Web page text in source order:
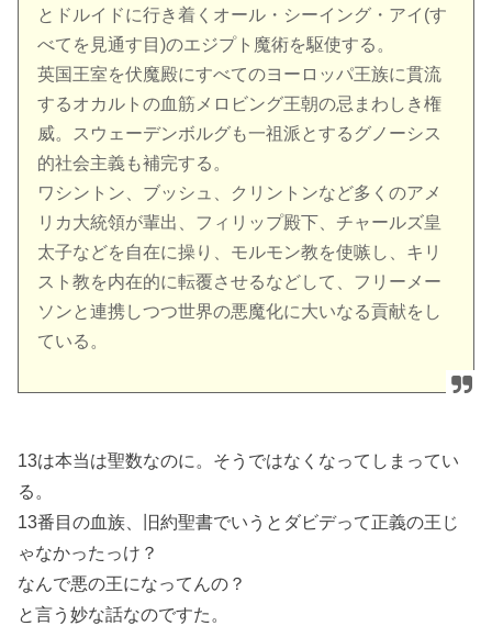
とドルイドに行き着くオール・シーイング・アイ(す
べてを見通す目)のエジプト魔術を駆使する。
英国王室を伏魔殿にすべてのヨーロッパ王族に貫流
するオカルトの血筋メロビング王朝の忌まわしき権
威。スウェーデンボルグも一祖派とするグノーシス
的社会主義も補完する。
ワシントン、ブッシュ、クリントンなど多くのアメ
リカ大統領が輩出、フィリップ殿下、チャールズ皇
太子などを自在に操り、モルモン教を使嗾し、キリ
スト教を内在的に転覆させるなどして、フリーメー
ソンと連携しつつ世界の悪魔化に大いなる貢献をし
ている。
13は本当は聖数なのに。そうではなくなってしまってい
る。
13番目の血族、旧約聖書でいうとダビデって正義の王じ
ゃなかったっけ？
なんで悪の王になってんの？
と言う妙な話なのですた。